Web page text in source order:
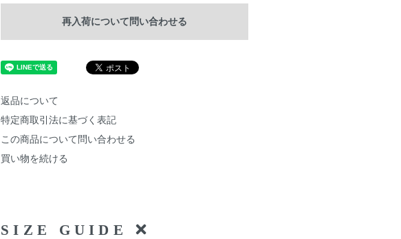
再入荷について問い合わせる
返品について
特定商取引法に基づく表記
この商品について問い合わせる
買い物を続ける
SIZE GUIDE